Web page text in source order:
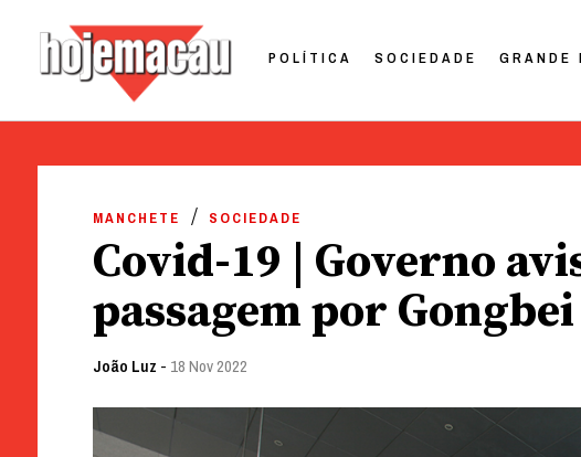
POLÍTICA SOCIEDADE GRANDE
MANCHETE SOCIEDADE
Covid-19 | Governo
passagem por
João Luz - 18 Nov 2022